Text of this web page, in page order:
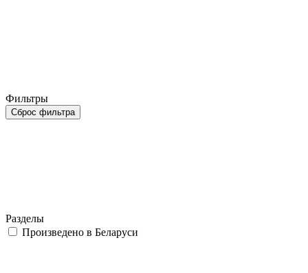
Фильтры
Сброс фильтра
Разделы
Произведено в Беларуси